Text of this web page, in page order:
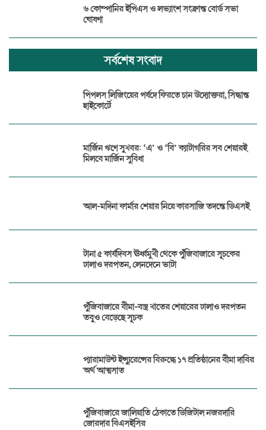
৬ কোম্পানির ইপিএস ও লভ্যাংশ সংক্রান্ত বোর্ড সভা
ঘোষণা
সর্বশেষ সংবাদ
পিপলস লিজিংয়ের পর্ষদে ফিরতে চান উদ্যোক্তরা, সিদ্ধান্ত
হাইকোর্টে
মার্জিন ঋণে সুখবর: ‘এ’ ও ‘বি’ ক্যাটাগরির সব শেয়ারই
মিলবে মার্জিন সুবিধা
আল-মদিনা ফার্মার শেয়ার নিয়ে কারসাজি তদন্তে ডিএসই
টানা ৫ কার্যদিবস ঊর্ধ্বমুখী থেকে পুঁজিবাজারে সূচকের
ঢালাও দরপতন, লেনদেনে ভাটা
পুঁজিবাজারে বীমা-বস্ত্র খাতের শেয়ারের ঢালাও দরপতন
তবুও বেড়েছে সূচক
প্যারামাউন্ট ইন্স্যুরেন্সের বিরুদ্ধে ১৭ প্রতিষ্ঠানের বীমা দাবির
অর্থ আত্মসাত
পুঁজিবাজারে জালিয়াতি ঠেকাতে ডিজিটাল নজরদারি
জোরদার বিএসইসির